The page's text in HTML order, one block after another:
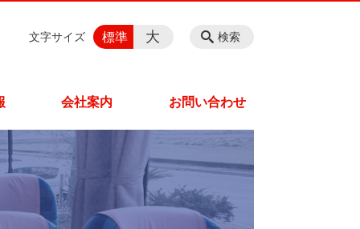
会社案内 お問い合わせ
検索
文字サイズ 標準 大